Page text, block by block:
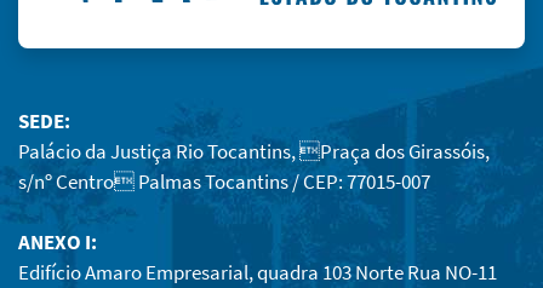
SEDE:
Palácio da Justiça Rio Tocantins, Praça dos Girassóis,
s/nº Centro Palmas Tocantins / CEP: 77015-007
ANEXO I:
Edifício Amaro Empresarial, quadra 103 Norte Rua NO-11